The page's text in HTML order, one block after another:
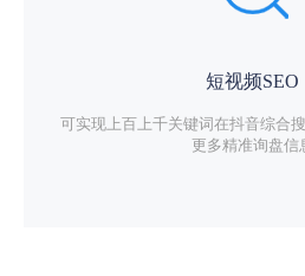
短视频SEO
可实现上百上千关键词在抖音综合
更多精准询盘信